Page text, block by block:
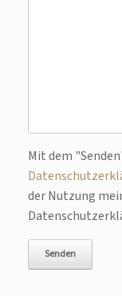
Bitte lasse
Mit dem
der Nutzung